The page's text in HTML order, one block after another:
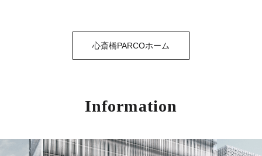
心斎橋PARCOホーム
Information